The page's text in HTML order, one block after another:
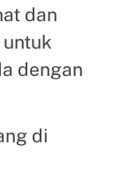
dan
dengan
di